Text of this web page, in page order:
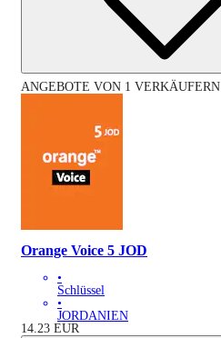
ANGEBOTE VON 1 VERKÄUFERN
Orange Voice 5 JOD
•
Schlüssel
•
JORDANIEN
14.23 EUR